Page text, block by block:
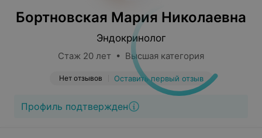
Бортновская Мария Николаевна
Эндокринолог
Стаж 20 лет • Высшая категория
Нет отзывов Оставить первый отзыв
Профиль подтвержден